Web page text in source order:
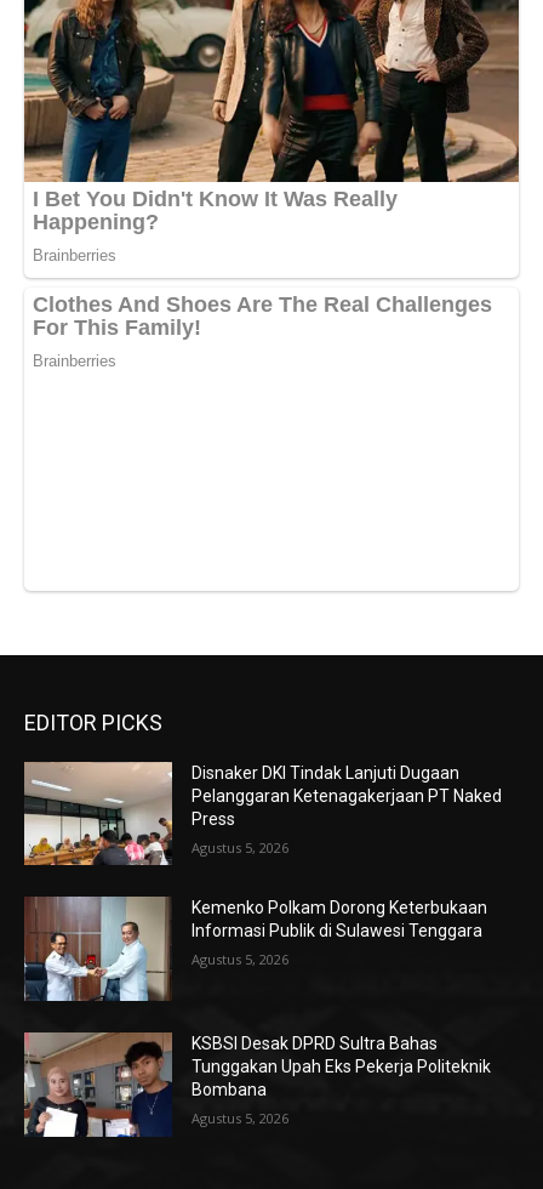
EDITOR PICKS
Disnaker DKI Tindak Lanjuti Dugaan
Pelanggaran Ketenagakerjaan PT Naked
Press
Agustus 5, 2026
Kemenko Polkam Dorong Keterbukaan
Informasi Publik di Sulawesi Tenggara
Agustus 5, 2026
KSBSI Desak DPRD Sultra Bahas
Tunggakan Upah Eks Pekerja Politeknik
Bombana
Agustus 5, 2026